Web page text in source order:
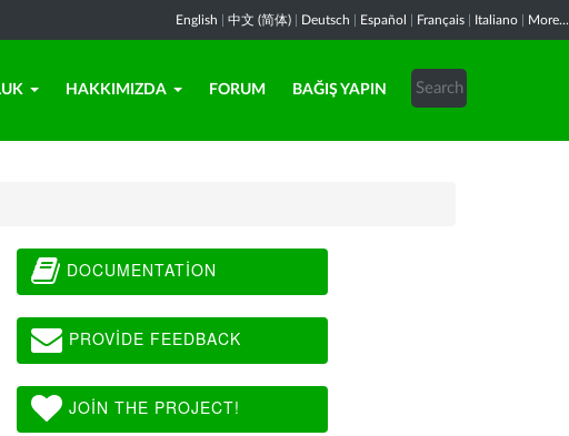
English 中文 (简体) Deutsch Español Français Italiano More...
HAKKIMIZDA FORUM BAĞIŞ YAPIN
DOCUMENTATION
PROVIDE FEEDBACK
JOIN THE PROJECT!